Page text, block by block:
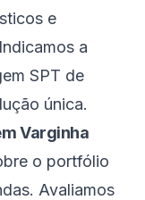
e
a
SPT de
única.
Varginha
o portfólio
Avaliamos